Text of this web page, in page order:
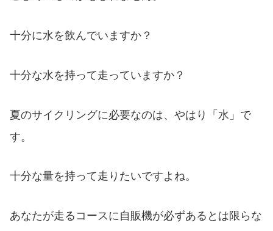
十分に水を飲んでいますか？
十分な水を持って走っていますか？
夏のサイクリングに必要なのは、やはり「水」で
す。
十分な量を持って走りたいですよね。
あなたが走るコースに自販機が必ずあるとは限らな